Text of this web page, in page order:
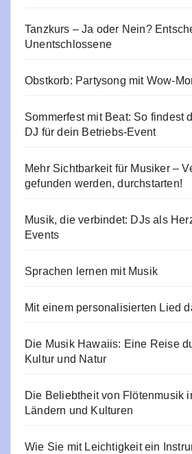
Tanzkurs – Ja oder Nein?
Unentschlossene
Obstkorb: Partysong mit Wow-
Sommerfest mit Beat: So findest
DJ für dein Betriebs-Event
Mehr Sichtbarkeit für Musiker –
gefunden werden, durchstarten!
Musik, die verbindet: DJs als
Events
Sprachen lernen mit Musik
Mit einem personalisierten Lied
Die Musik Hawaiis: Eine Reise
Kultur und Natur
Die Beliebtheit von Flötenmusik
Ländern und Kulturen
Wie Sie mit Leichtigkeit ein